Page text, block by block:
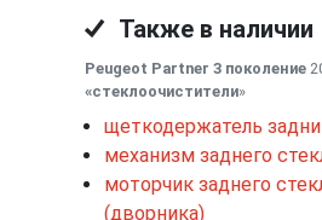
Также в наличии
Peugeot Partner 3 поколение
«стеклоочистители»
щеткодержатель
механизм заднего
моторчик заднего
(дворника)